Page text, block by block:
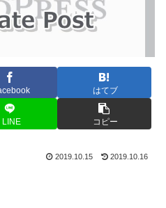
はてブ
LINE コピー
2019.10.15 2019.10.16